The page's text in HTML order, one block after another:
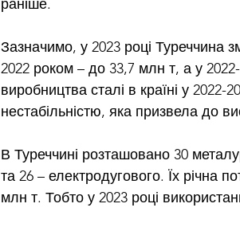
раніше.
Зазначимо, у 2023 році Туреччина
2022 роком – до 33,7 млн т, а у
виробництва сталі в країні у
нестабільністю, яка призвела до
В Туреччині розташовано 30
та 26 – електродугового. Їх річна
млн т. Тобто у 2023 році